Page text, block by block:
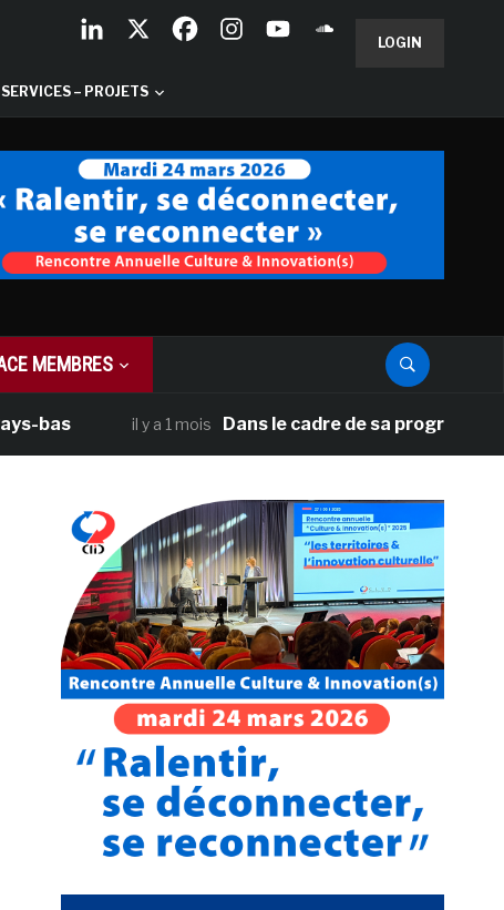
LOGIN
– PROJETS
MEMBRES
il y a 1 mois Dans le cadre de sa programmation